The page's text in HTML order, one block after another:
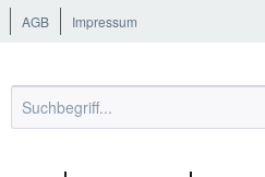
AGB Impressum